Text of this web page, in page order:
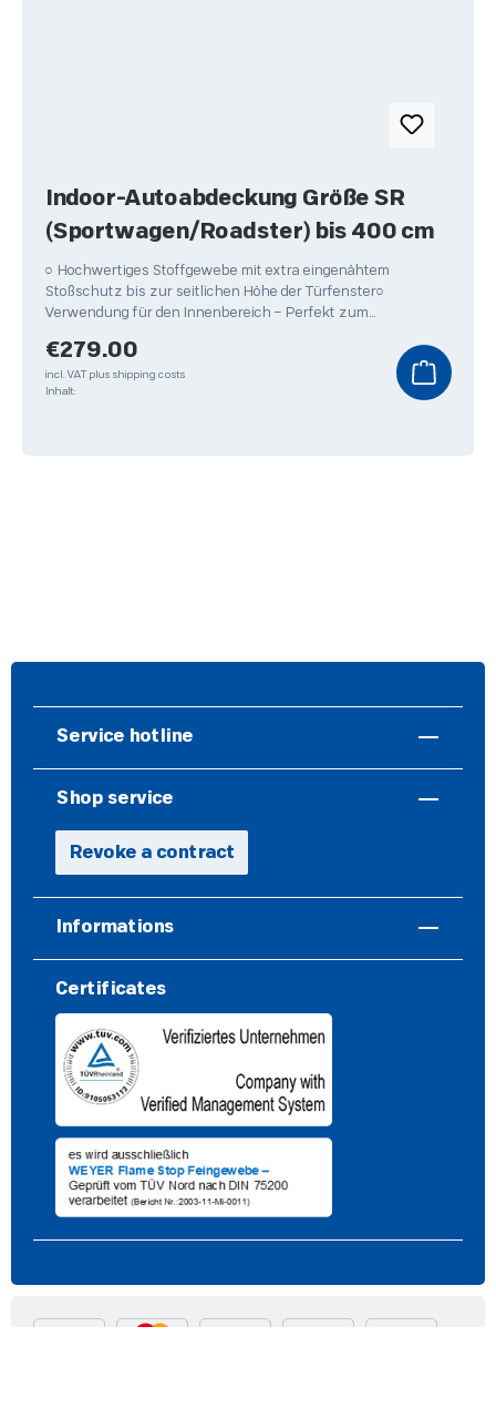
Indoor-Autoabdeckung Größe SR
(Sportwagen/Roadster) bis 400 cm
○ Hochwertiges Stoffgewebe mit extra eingenähtem
Stoßschutz bis zur seitlichen Höhe der Türfenster○
Verwendung für den Innenbereich – Perfekt zum
Regular price:
€279.00
incl. VAT plus shipping costs
Inhalt:
Service hotline
Shop service
Revoke a contract
Informations
Certificates